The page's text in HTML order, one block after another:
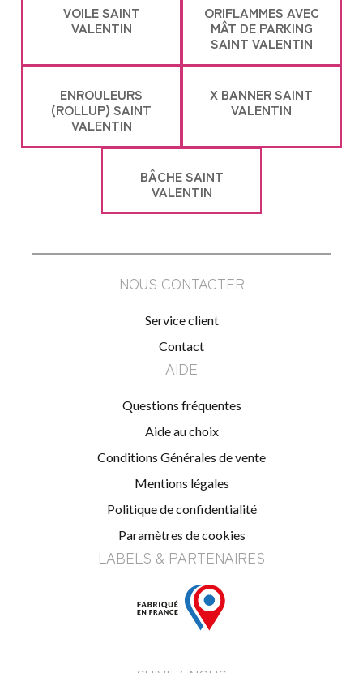
VOILE SAINT
VALENTIN
ORIFLAMMES AVEC
MÂT DE PARKING
SAINT VALENTIN
ENROULEURS
(ROLLUP) SAINT
VALENTIN
X BANNER SAINT
VALENTIN
BÂCHE SAINT
VALENTIN
NOUS CONTACTER
Service client
Contact
AIDE
Questions fréquentes
Aide au choix
Conditions Générales de vente
Mentions légales
Politique de confidentialité
Paramètres de cookies
LABELS & PARTENAIRES